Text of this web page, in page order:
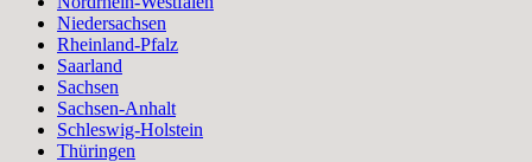
Niedersachsen
Rheinland-Pfalz
Saarland
Sachsen
Sachsen-Anhalt
Schleswig-Holstein
Thüringen